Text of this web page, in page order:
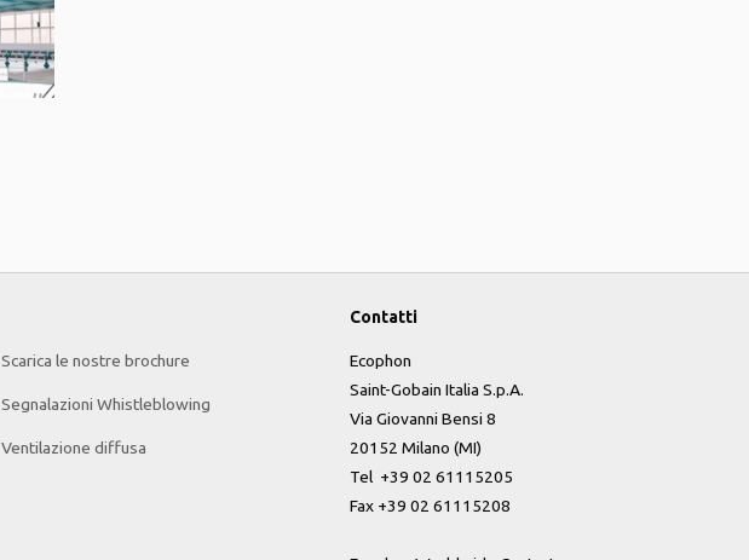
Scarica le nostre brochure
Segnalazioni Whistleblowing
Ventilazione diffusa
Contatti
Ecophon
Saint-Gobain Italia S.p.A.
Via Giovanni Bensi 8
20152 Milano (MI)
Tel +39 02 61115205
Fax +39 02 61115208